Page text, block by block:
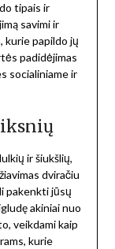
tipais ir
savimi ir
kurie papildo jų
padidėjimas
socialiniame ir
ir šiukšlių,
dviračiu
pakenkti jūsų
akiniai nuo
veikdami kaip
kurie